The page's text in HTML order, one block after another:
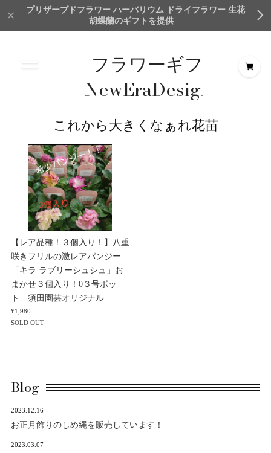
プリザーブドフラワー ハーバリウム ドライフラワー 生花
胡蝶蘭のギフトを提供
フラワーギフト
NewEraDesign＆
Creation
TokyoMillionFlower
これから大きくなぁれ花苗
【レア品種！３個入り！】八重
咲きフリルの激レアパンジー
「キラ ラブリーシュシュ」お
まかせ３個入り！0３号ポッ
ト 須田園芸オリジナル
¥1,980
SOLD OUT
Blog
2023.12.16
お正月飾りのしめ縄を販売しています！
2023.03.07